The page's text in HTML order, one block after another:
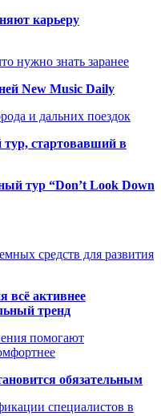
карьеру
нужно знать заранее
New Music Daily
и дальних поездок
тур, стартовавший в
тур “Don’t Look Down
средств для развития
всё активнее
тренд
помогают
обязательным
специалистов в